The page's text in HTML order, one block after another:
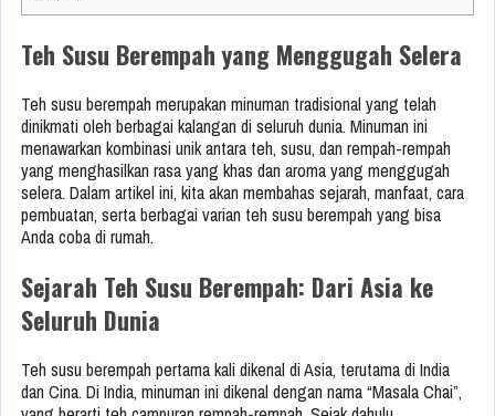
Teh Susu Berempah yang Menggugah Selera
Teh susu berempah merupakan minuman tradisional yang telah
dinikmati oleh berbagai kalangan di seluruh dunia. Minuman ini
menawarkan kombinasi unik antara teh, susu, dan rempah-rempah
yang menghasilkan rasa yang khas dan aroma yang menggugah
selera. Dalam artikel ini, kita akan membahas sejarah, manfaat, cara
pembuatan, serta berbagai varian teh susu berempah yang bisa
Anda coba di rumah.
Sejarah Teh Susu Berempah: Dari Asia ke
Seluruh Dunia
Teh susu berempah pertama kali dikenal di Asia, terutama di India
dan Cina. Di India, minuman ini dikenal dengan nama “Masala Chai”,